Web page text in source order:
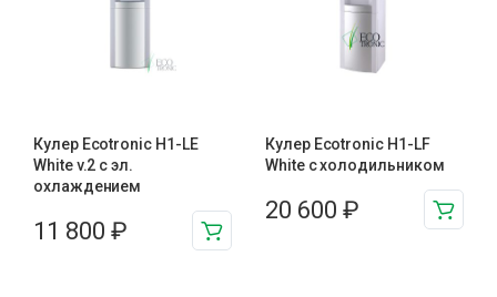
Кулер Ecotronic H1-LE
White v.2 с эл.
охлаждением
11 800 ₽
Кулер Ecotronic H1-LF
White с холодильником
20 600 ₽